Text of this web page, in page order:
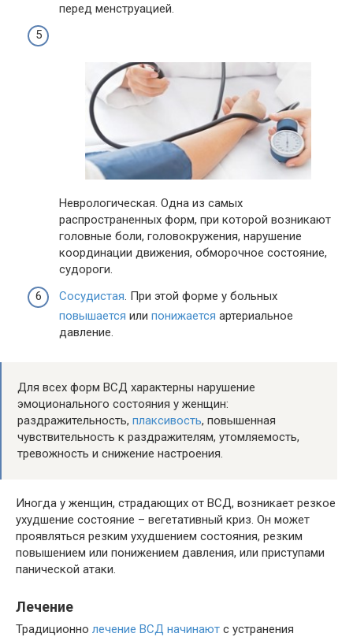
перед менструацией.
Неврологическая. Одна из самых
распространенных форм, при которой возникают
головные боли, головокружения, нарушение
координации движения, обморочное состояние,
судороги.
Сосудистая. При этой форме у больных
повышается или понижается артериальное
давление.
Для всех форм ВСД характерны нарушение
эмоционального состояния у женщин:
раздражительность, плаксивость, повышенная
чувствительность к раздражителям, утомляемость,
тревожность и снижение настроения.
Иногда у женщин, страдающих от ВСД, возникает резкое
ухудшение состояние – вегетативный криз. Он может
проявляться резким ухудшением состояния, резким
повышением или понижением давления, или приступами
панической атаки.
Лечение
Традиционно лечение ВСД начинают с устранения